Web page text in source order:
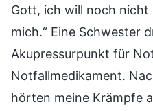
Gott, ich will noch
mich.“ Eine Schwester
Akupressurpunkt für
Notfallmedikament.
hörten meine Krämpfe